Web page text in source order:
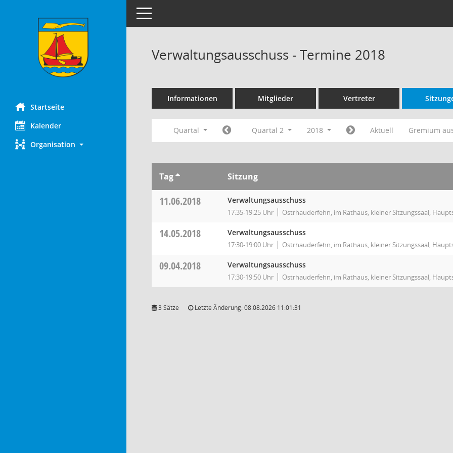
Startseite
Kalender
Organisation
Toggle navigation
Verwaltungsausschuss - Termine 2018
Informationen Mitglieder Vertreter
Quartal Quartal 2 2018 Aktuell Gremium
Tag Sitzung
11.06.2018 Verwaltungsausschuss
17:35-19:25 Uhr Ostrhauderfehn, im Rathaus, kleiner Sitzungssaal,
14.05.2018 Verwaltungsausschuss
17:30-19:00 Uhr Ostrhauderfehn, im Rathaus, kleiner Sitzungssaal,
09.04.2018 Verwaltungsausschuss
17:30-19:50 Uhr Ostrhauderfehn, im Rathaus, kleiner Sitzungssaal,
3 Sätze Letzte Änderung: 08.08.2026 11:01:31